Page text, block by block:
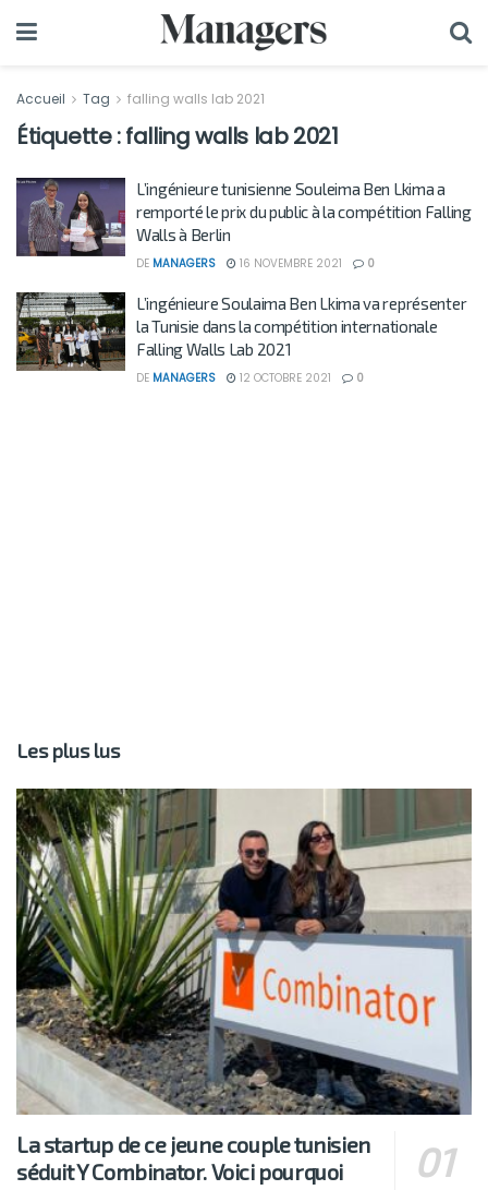
Accueil Tag falling walls lab 2021
Étiquette :falling walls lab 2021
L’ingénieure tunisienne Souleima Ben Lkima a
remporté le prix du public à la compétition Falling
Walls à Berlin
DE MANAGERS 16 NOVEMBRE 2021 0
L’ingénieure Soulaima Ben Lkima va représenter
la Tunisie dans la compétition internationale
Falling Walls Lab 2021
DE MANAGERS 12 OCTOBRE 2021 0
Les plus lus
La startup de ce jeune couple tunisien
séduit Y Combinator. Voici pourquoi